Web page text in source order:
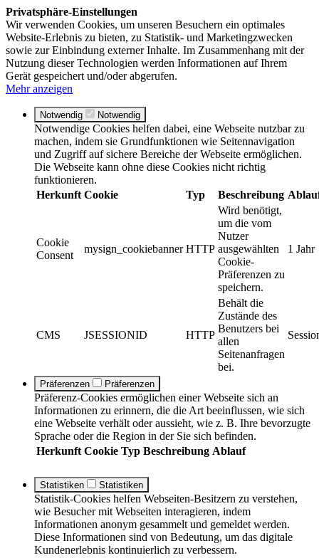
Privatsphäre-Einstellungen
Wir verwenden Cookies, um unseren Besuchern ein optimales
Website-Erlebnis zu bieten, zu Statistik- und Marketingzwecken
sowie zur Einbindung externer Inhalte. Im Zusammenhang mit der
Nutzung dieser Technologien werden Informationen auf Ihrem
Gerät gespeichert und/oder abgerufen.
Mehr anzeigen
Notwendig Notwendig
Notwendige Cookies helfen dabei, eine Webseite nutzbar zu
machen, indem sie Grundfunktionen wie Seitennavigation
und Zugriff auf sichere Bereiche der Webseite ermöglichen.
Die Webseite kann ohne diese Cookies nicht richtig
funktionieren.
Herkunft Cookie Typ Beschreibung
Cookie
Consent
mysign_cookiebanner HTTP
Wird benötigt,
um die vom
Nutzer
ausgewählten
Cookie-
Präferenzen zu
speichern.
1 Jahr
CMS JSESSIONID HTTP
Behält die
Zustände des
Benutzers bei
allen
Seitenanfragen
bei.
Präferenzen Präferenzen
Präferenz-Cookies ermöglichen einer Webseite sich an
Informationen zu erinnern, die die Art beeinflussen, wie sich
eine Webseite verhält oder aussieht, wie z. B. Ihre bevorzugte
Sprache oder die Region in der Sie sich befinden.
Herkunft Cookie Typ Beschreibung Ablauf
Statistiken Statistiken
Statistik-Cookies helfen Webseiten-Besitzern zu verstehen,
wie Besucher mit Webseiten interagieren, indem
Informationen anonym gesammelt und gemeldet werden.
Diese Informationen sind von Bedeutung, um das digitale
Kundenerlebnis kontinuierlich zu verbessern.